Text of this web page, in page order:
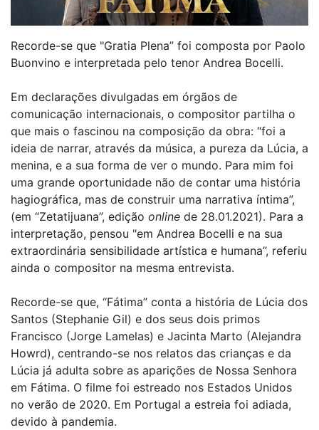
Recorde-se que "Gratia Plena” foi composta por Paolo
Buonvino e interpretada pelo tenor Andrea Bocelli.
Em declarações divulgadas em órgãos de
comunicação internacionais, o compositor partilha o
que mais o fascinou na composição da obra: “foi a
ideia de narrar, através da música, a pureza da Lúcia, a
menina, e a sua forma de ver o mundo. Para mim foi
uma grande oportunidade não de contar uma história
hagiográfica, mas de construir uma narrativa íntima”,
(em “Zetatijuana”, edição online de 28.01.2021). Para a
interpretação, pensou "em Andrea Bocelli e na sua
extraordinária sensibilidade artística e humana”, referiu
ainda o compositor na mesma entrevista.
Recorde-se que, “Fátima” conta a história de Lúcia dos
Santos (Stephanie Gil) e dos seus dois primos
Francisco (Jorge Lamelas) e Jacinta Marto (Alejandra
Howrd), centrando-se nos relatos das crianças e da
Lúcia já adulta sobre as aparições de Nossa Senhora
em Fátima. O filme foi estreado nos Estados Unidos
no verão de 2020. Em Portugal a estreia foi adiada,
devido à pandemia.